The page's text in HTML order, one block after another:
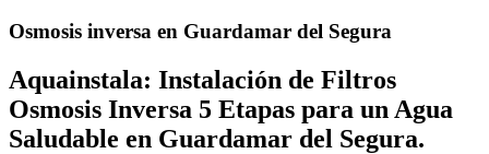
Osmosis inversa en Guardamar del Segura
Aquainstala: Instalación de Filtros
Osmosis Inversa 5 Etapas para un Agua
Saludable en Guardamar del Segura.